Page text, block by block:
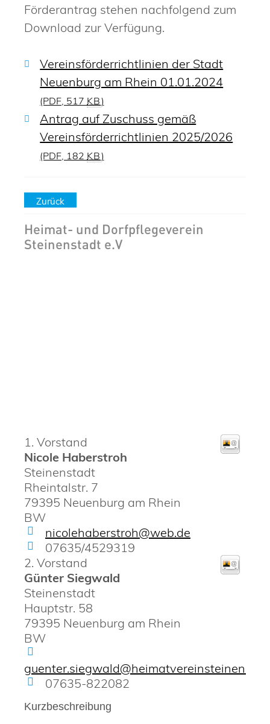
Förderantrag stehen nachfolgend zum
Download zur Verfügung.
Vereinsförderrichtlinien der Stadt
Neuenburg am Rhein 01.01.2024
(PDF, 517 KB)
Antrag auf Zuschuss gemäß
Vereinsförderrichtlinien 2025/2026
(PDF, 182 KB)
Zurück
Heimat- und Dorfpflegeverein
Steinenstadt e.V
1. Vorstand
Nicole Haberstroh
Steinenstadt
Rheintalstr. 7
79395 Neuenburg am Rhein
BW
nicolehaberstroh@web.de
07635/4529319
2. Vorstand
Günter Siegwald
Steinenstadt
Hauptstr. 58
79395 Neuenburg am Rhein
BW
07635-822082
Kurzbeschreibung